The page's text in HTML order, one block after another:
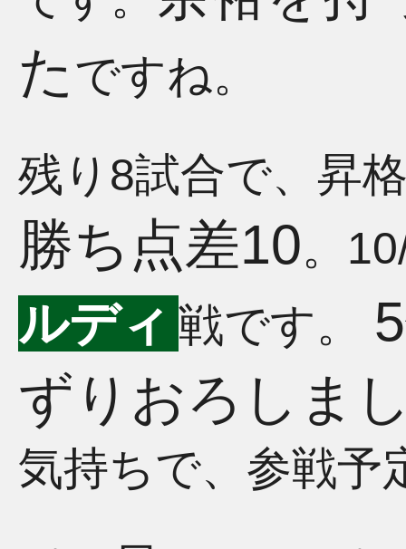
たですね。
残り8試合で、昇
勝ち点差10。
ルディ 戦です。
ずりおろしま
気持ちで、参戦予